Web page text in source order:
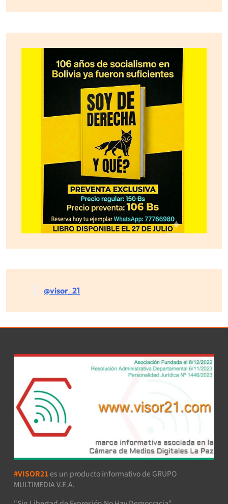
@visor_21
#VISOR21 es un producto informativo de GRUPO
MULTIMEDIA V.E.A.